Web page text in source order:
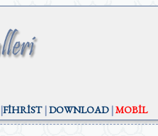
|FİHRİST|DOWNLOAD|MOBİL